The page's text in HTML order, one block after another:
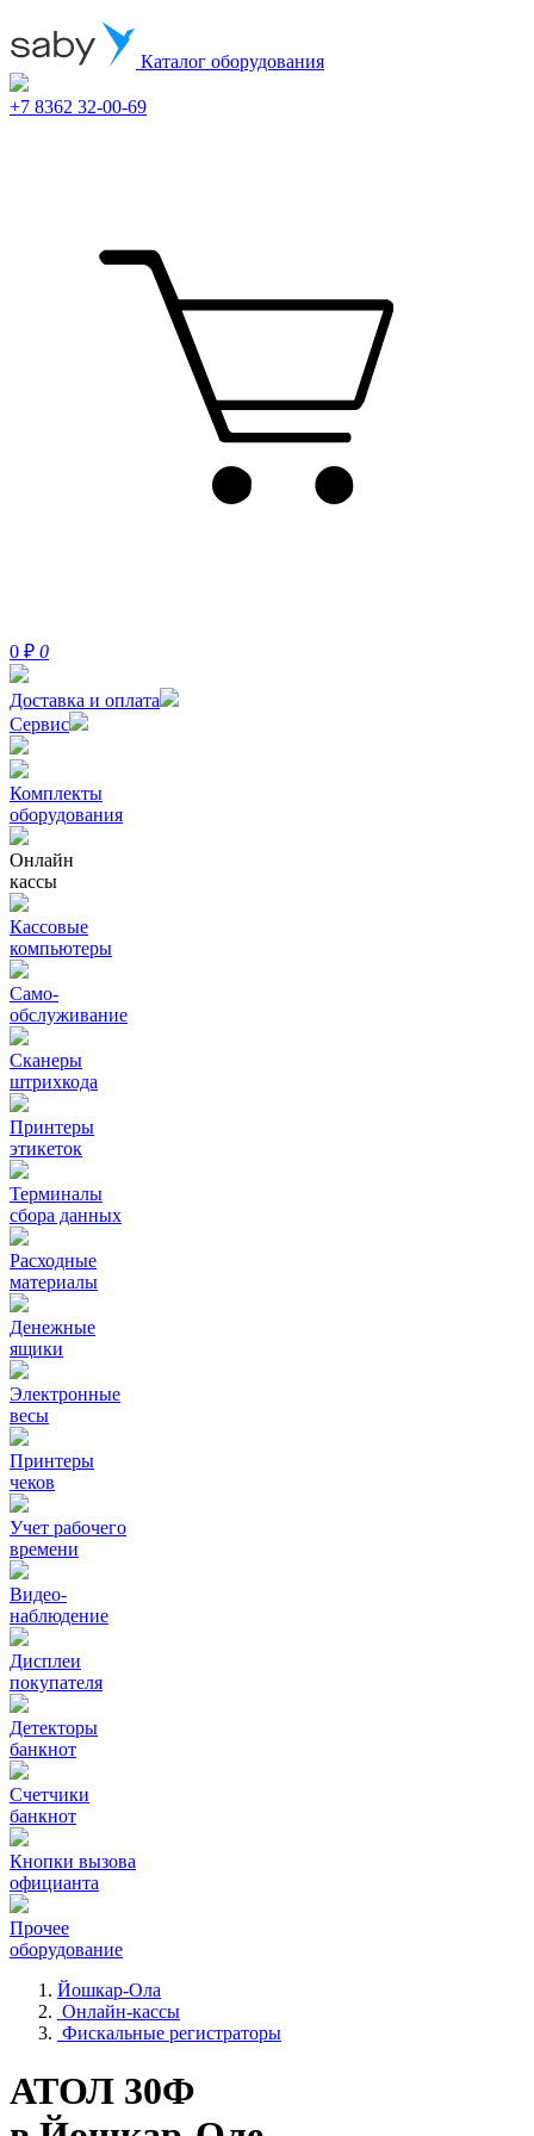
Каталог оборудования
+7 8362 32-00-69
0 ₽ 0
Доставка и оплата
Сервис
Комплекты
оборудования
Онлайн
кассы
Кассовые
компьютеры
Само-
обслуживание
Сканеры
штрихкода
Принтеры
этикеток
Терминалы
сбора данных
Расходные
материалы
Денежные
ящики
Электронные
весы
Принтеры
чеков
Учет рабочего
времени
Видео‑
наблюдение
Дисплеи
покупателя
Детекторы
банкнот
Счетчики
банкнот
Кнопки вызова
официанта
Прочее
оборудование
Йошкар-Ола
Онлайн-кассы
Фискальные регистраторы
АТОЛ 30Ф